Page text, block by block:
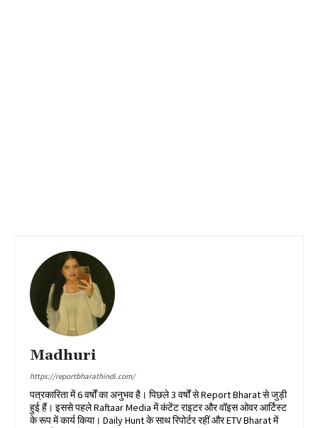
Madhuri
https://reportbharathindi.com/
पत्रकारिता में 6 वर्षों का अनुभव है। पिछले 3 वर्षों से Report Bharat से जुड़ी
हुई हैं। इससे पहले Raftaar Media में कंटेंट राइटर और वॉइस ओवर आर्टिस्ट
के रूप में कार्य किया। Daily Hunt के साथ रिपोर्टर रहीं और ETV Bharat में